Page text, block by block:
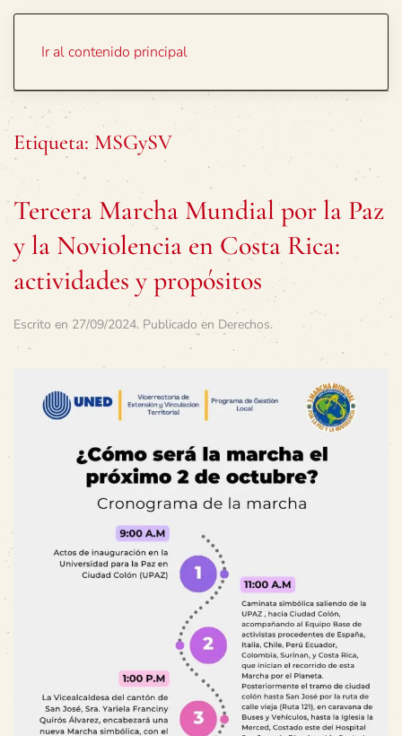
Ir al contenido principal
Etiqueta: MSGySV
Tercera Marcha Mundial por la Paz
y la Noviolencia en Costa Rica:
actividades y propósitos
Escrito en 27/09/2024. Publicado en Derechos.